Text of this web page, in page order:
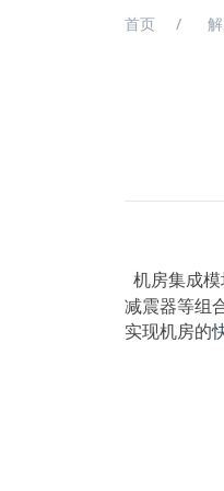
首页
机房集成
减震器等组
实现机房的